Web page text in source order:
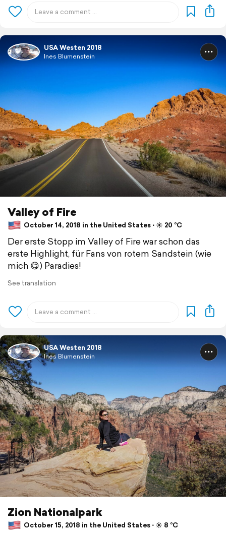
USA Westen 2018
Ines Blumenstein
Valley of Fire
October 14, 2018 in the United States ⋅ ☀️ 20 °C
Der erste Stopp im Valley of Fire war schon das
erste Highlight, für Fans von rotem Sandstein (wie
mich 😋) Paradies!
See translation
USA Westen 2018
Ines Blumenstein
Zion Nationalpark
October 15, 2018 in the United States ⋅ ☀️ 8 °C